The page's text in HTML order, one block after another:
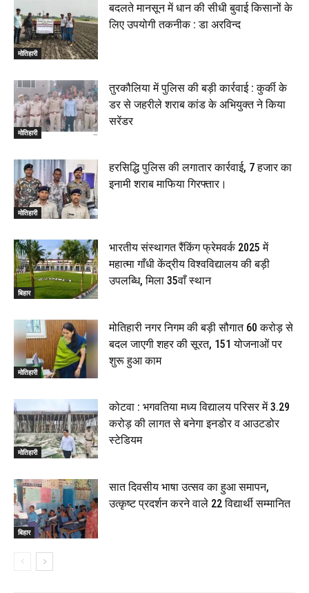
मोतिहारी
बदलते मानसून में धान की सीधी बुवाई किसानों के
लिए उपयोगी तकनीक : डा अरविन्द
मोतिहारी
तुरकौलिया में पुलिस की बड़ी कार्रवाई : कुर्की के
डर से जहरीले शराब कांड के अभियुक्त ने किया
सरेंडर
मोतिहारी
हरसिद्धि पुलिस की लगातार कार्रवाई, 7 हजार का
इनामी शराब माफिया गिरफ्तार।
बिहार
भारतीय संस्थागत रैंकिंग फ्रेमवर्क 2025 में
महात्मा गाँधी केंद्रीय विश्वविद्यालय की बड़ी
उपलब्धि, मिला 35वाँ स्थान
मोतिहारी
मोतिहारी नगर निगम की बड़ी सौगात ₹60 करोड़ से
बदल जाएगी शहर की सूरत, 151 योजनाओं पर
शुरू हुआ काम
मोतिहारी
कोटवा : भगवतिया मध्य विद्यालय परिसर में 3.29
करोड़ की लागत से बनेगा इनडोर व आउटडोर
स्टेडियम
बिहार
सात दिवसीय भाषा उत्सव का हुआ समापन,
उत्कृष्ट प्रदर्शन करने वाले 22 विद्यार्थी सम्मानित